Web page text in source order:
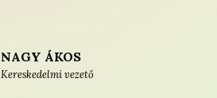
NAGY ÁKOS
Kereskedelmi vezető